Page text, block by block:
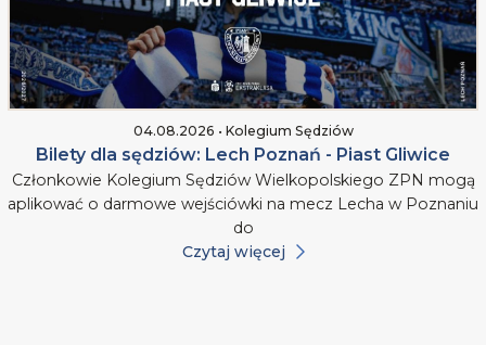
04.08.2026 • Kolegium Sędziów
Bilety dla sędziów: Lech Poznań - Piast Gliwice
Członkowie Kolegium Sędziów Wielkopolskiego ZPN mogą
aplikować o darmowe wejściówki na mecz Lecha w Poznaniu
do
Czytaj więcej